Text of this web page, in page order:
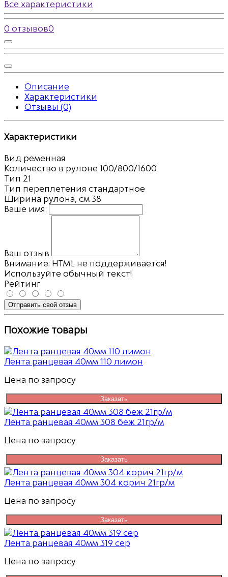
Все характеристики
0 отзывов0
Описание
Характеристики
Отзывы (0)
Характеристики
Вид ременная
Количество в рулоне 100/800/1600
Тип 21
Тип переплетения стандартное
Ширина рулона, см 38
Ваше имя:
Ваш отзыв
Внимание: HTML не поддерживается!
Используйте обычный текст!
Рейтинг
Отправить свой отзыв
Похожие товары
Лента ранцевая 40мм 110 лимон
Цена по запросу
Заказать
Лента ранцевая 40мм 308 беж 21гр/м
Цена по запросу
Заказать
Лента ранцевая 40мм 304 корич 21гр/м
Цена по запросу
Заказать
Лента ранцевая 40мм 319 сер
Цена по запросу